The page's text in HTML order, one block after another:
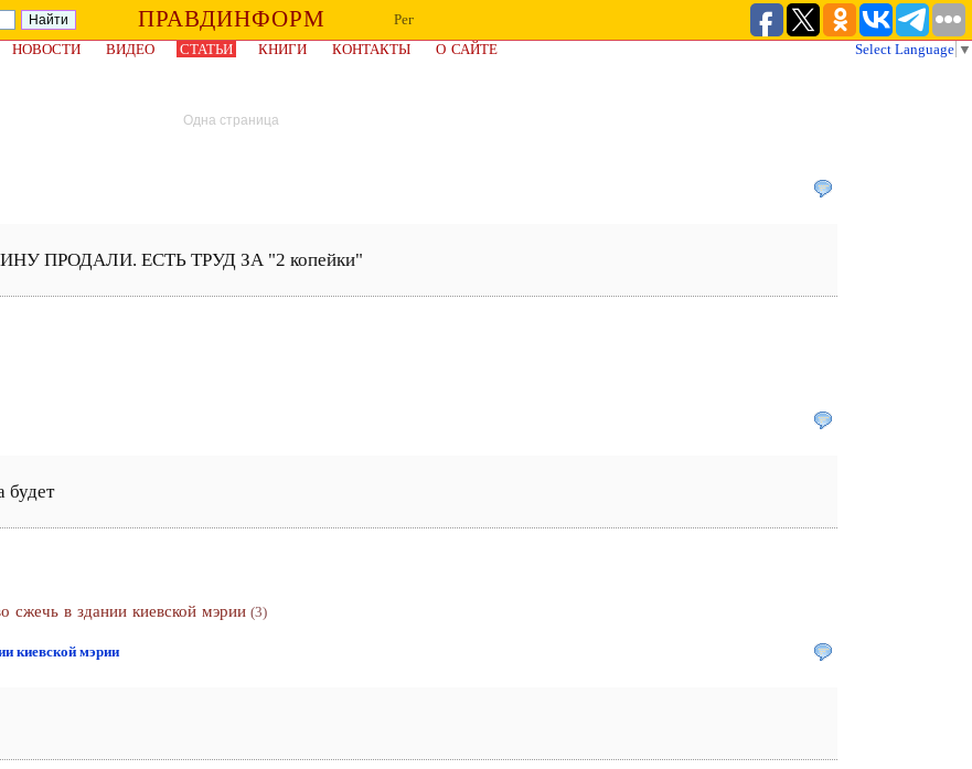
ПРАВДИНФОРМ
Рег
НОВОСТИ ВИДЕО СТАТЬИ КНИГИ КОНТАКТЫ О САЙТЕ Select Language ▼
Одна страница
ПРОДАЛИ. ЕСТЬ ТРУД ЗА "2 копейки"
будет
сжечь в здании киевской мэрии (3)
киевской мэрии